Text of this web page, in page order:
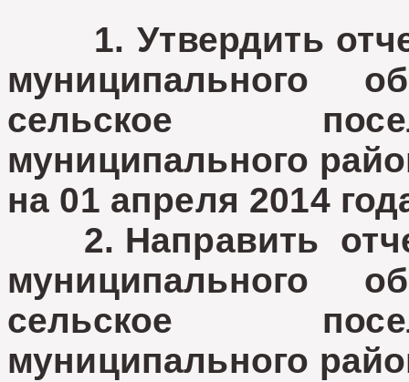
1. Утвердить
муниципального
сельское
муниципального
на 01 апреля 2014
2. Направить
муниципального
сельское
муниципального